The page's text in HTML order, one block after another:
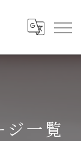
一覧